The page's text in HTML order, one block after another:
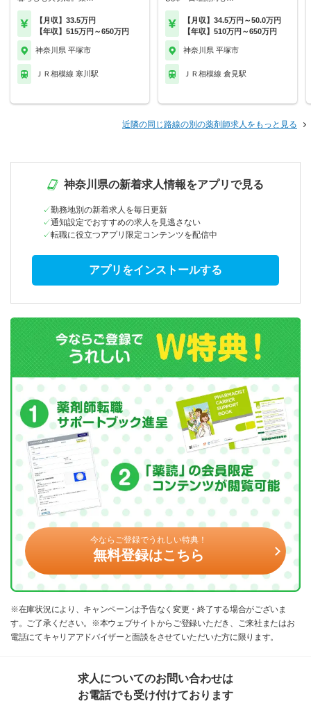
【月収】33.5万円
【年収】515万円～650万円
神奈川県 平塚市
ＪＲ相模線 寒川駅
【月収】34.5万円～50.0万円
【年収】510万円～650万円
神奈川県 平塚市
ＪＲ相模線 倉見駅
近隣の同じ路線の別の薬剤師求人をもっと見る
神奈川県の新着求人情報をアプリで見る
勤務地別の新着求人を毎日更新
通知設定でおすすめの求人を見逃さない
転職に役立つアプリ限定コンテンツを配信中
アプリをインストールする
今ならご登録でうれしい特典！
無料登録はこちら
※在庫状況により、キャンペーンは予告なく変更・終了する場合がございま
す。ご了承ください。※本ウェブサイトからご登録いただき、ご来社またはお
電話にてキャリアアドバイザーと面談をさせていただいた方に限ります。
求人についてのお問い合わせは
お電話でも受け付けております